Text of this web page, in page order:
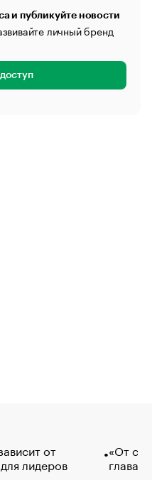
и публикуйте новости
личный бренд
от
лидеров
«От
глава